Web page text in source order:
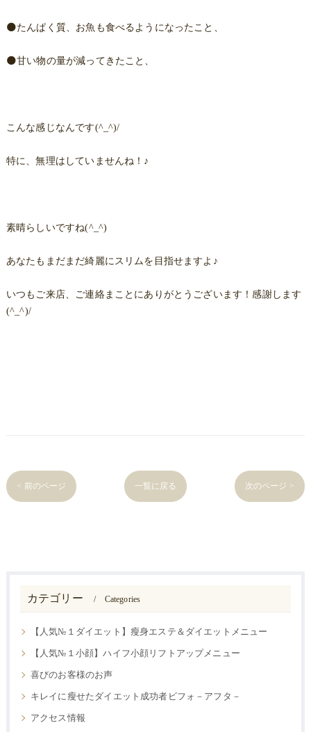
🌑たんぱく質、お魚も食べるようになったこと、
🌑甘い物の量が減ってきたこと、
こんな感じなんです(^_^)/
特に、無理はしていませんね！♪
素晴らしいですね(^_^)
あなたもまだまだ綺麗にスリムを目指せますよ♪
いつもご来店、ご連絡まことにありがとうございます！感謝します
(^_^)/
< 前のページ 一覧に戻る 次のページ >
カテゴリー Categories
【人気№１ダイエット】瘦身エステ＆ダイエットメニュー
【人気№１小顔】ハイフ小顔リフトアップメニュー
喜びのお客様のお声
キレイに瘦せたダイエット成功者ビフォ－アフタ－
アクセス情報